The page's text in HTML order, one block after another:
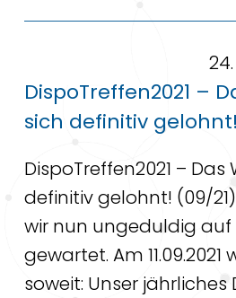
DispoTreffen2021 –
sich definitiv gelohnt!
DispoTreffen2021 –
definitiv gelohnt! (09/
wir nun ungeduldig auf
gewartet. Am
soweit: Unser jährliches